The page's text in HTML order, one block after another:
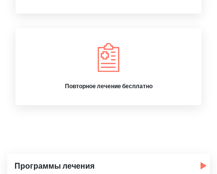
Повторное лечение бесплатно
Программы лечения